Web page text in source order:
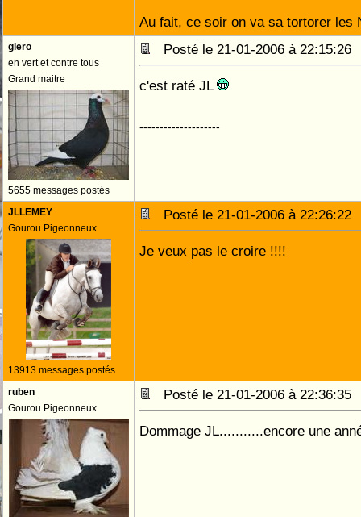
Au fait, ce soir on va sa tortorer les
giero
en vert et contre tous
Grand maitre
5655 messages postés
Posté le 21-01-2006 à
c'est raté JL
--------------------
JLLEMEY
Gourou Pigeonneux
13913 messages postés
Posté le 21-01-2006 à
Je veux pas le croire !!!!
ruben
Gourou Pigeonneux
Posté le 21-01-2006 à
Dommage JL...........encore une